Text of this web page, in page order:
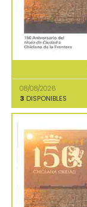
08/08/2026
3 DISPONIBLES